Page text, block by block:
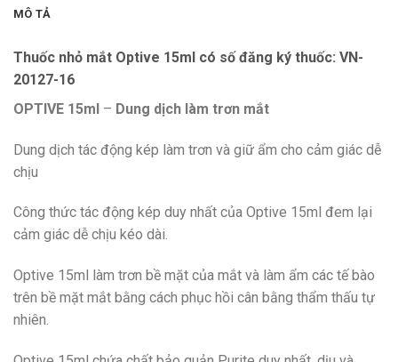
MÔ TẢ
Thuốc nhỏ mắt Optive 15ml có số đăng ký thuốc: VN-
20127-16
OPTIVE 15ml – Dung dịch làm trơn mắt
Dung dịch tác động kép làm trơn và giữ ẩm cho cảm giác dễ
chịu
Công thức tác động kép duy nhất của Optive 15ml đem lại
cảm giác dễ chịu kéo dài.
Optive 15ml làm trơn bề mặt của mắt và làm ẩm các tế bào
trên bề mặt mắt bằng cách phục hồi cân bằng thẩm thấu tự
nhiên.